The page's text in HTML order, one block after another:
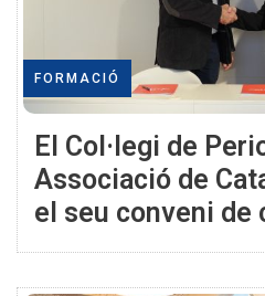
FORMACIÓ
El Col·legi de
Associació de
el seu conveni de
amb un acord en
socis